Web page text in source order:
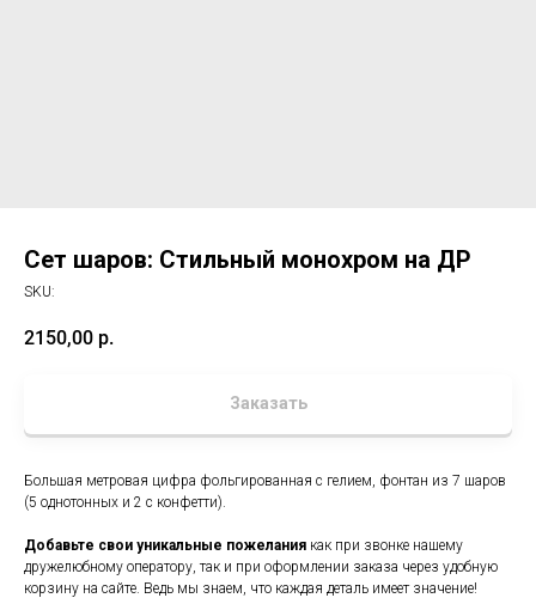
Сет шаров: Стильный монохром на ДР
SKU:
2150,00 р.
Заказать
Большая метровая цифра фольгированная с гелием, фонтан из 7 шаров
(5 однотонных и 2 с конфетти).
Добавьте свои уникальные пожелания как при звонке нашему
дружелюбному оператору, так и при оформлении заказа через удобную
корзину на сайте. Ведь мы знаем, что каждая деталь имеет значение!